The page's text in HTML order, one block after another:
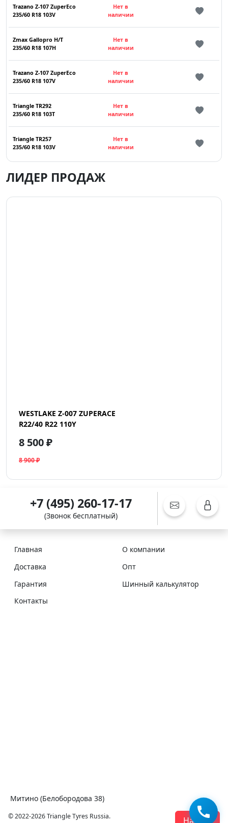
Trazano Z-107 ZuperEco
235/60 R18 103V
Нет в
наличии
Zmax Gallopro H/T
235/60 R18 107H
Нет в
наличии
Trazano Z-107 ZuperEco
235/60 R18 107V
Нет в
наличии
Triangle TR292
235/60 R18 103T
Нет в
наличии
Triangle TR257
235/60 R18 103V
Нет в
наличии
ЛИДЕР ПРОДАЖ
WESTLAKE Z-007 ZUPERACE
R22/40 R22 110Y
8 500 ₽
8 900 ₽
+7 (495) 260-17-17
(Звонок бесплатный)
Главная
О компании
Доставка
Опт
Гарантия
Шинный калькулятор
Контакты
Митино (Белобородова 38)
© 2022-2026 Triangle Tyres Russia.
Наверх